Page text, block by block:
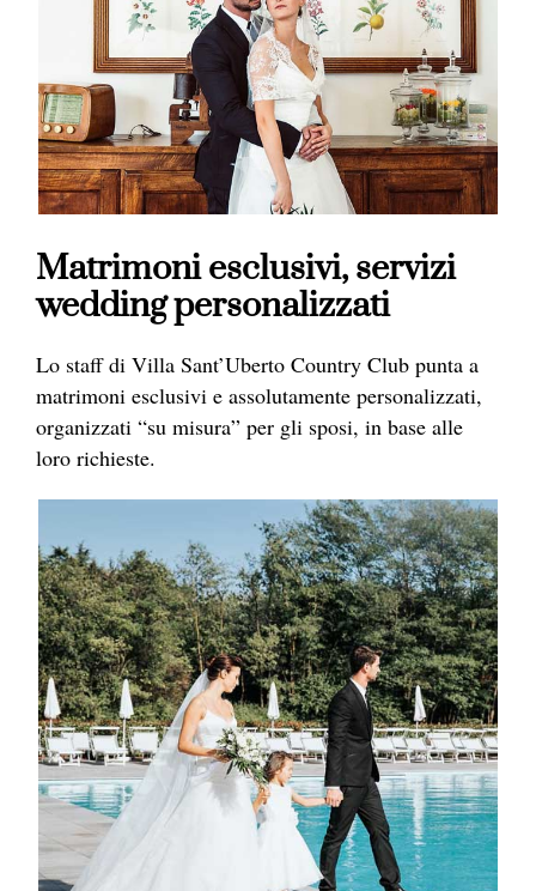
Matrimoni esclusivi, servizi
wedding personalizzati
Lo staff di Villa Sant’Uberto Country Club punta a
matrimoni esclusivi e assolutamente personalizzati,
organizzati “su misura” per gli sposi, in base alle
loro richieste.